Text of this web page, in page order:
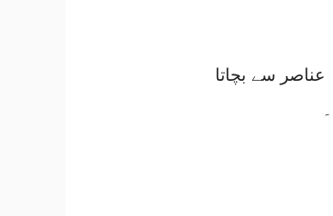
سے بچاتا